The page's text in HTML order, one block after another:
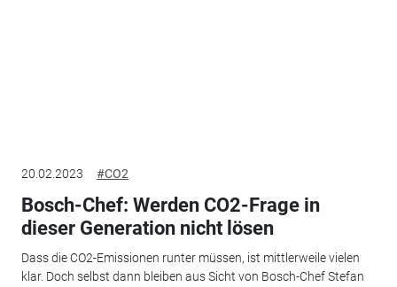
20.02.2023 #CO2
Bosch-Chef: Werden CO2-Frage in
dieser Generation nicht lösen
Dass die CO2-Emissionen runter müssen, ist mittlerweile vielen
klar. Doch selbst dann bleiben aus Sicht von Bosch-Chef Stefan